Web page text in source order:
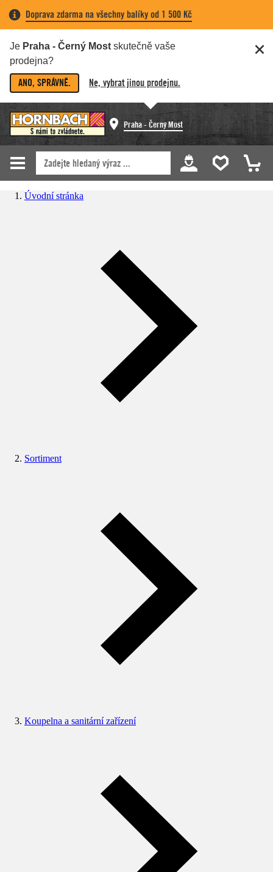
Doprava zdarma na všechny balíky od 1 500 Kč
Je Praha - Černý Most skutečně vaše
prodejna?
ANO, SPRÁVNĚ. Ne, vybrat jinou prodejnu.
Praha - Černý Most
Úvodní stránka
Sortiment
Koupelna a sanitární zařízení